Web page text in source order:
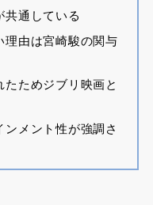
共通している
理由は宮崎駿の関与
ためジブリ映画と
メント性が強調さ